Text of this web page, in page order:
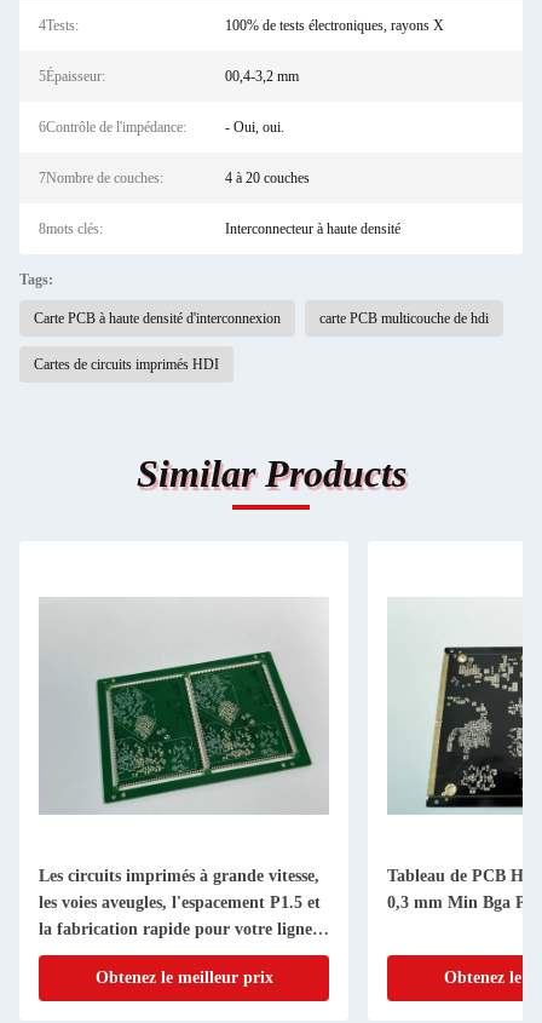
4Tests: 100% de tests électroniques, rayons X
5Épaisseur: 00,4-3,2 mm
6Contrôle de l'impédance: - Oui, oui.
7Nombre de couches: 4 à 20 couches
8mots clés: Interconnecteur à haute densité
Tags:
Carte PCB à haute densité d'interconnexion carte PCB multicouche de hdi
Cartes de circuits imprimés HDI
Similar Products
Les circuits imprimés à grande vitesse,
les voies aveugles, l'espacement P1.5 et
la fabrication rapide pour votre ligne
de production
Obtenez le meilleur prix
Tableau de PCB
0,3 mm Min Bga
Obtenez le